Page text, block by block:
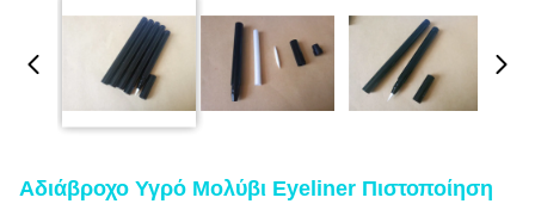
Αδιάβροχο Υγρό Μολύβι Eyeliner Πιστοποίηση